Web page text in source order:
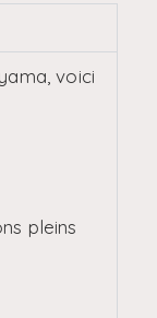
voici
pleins